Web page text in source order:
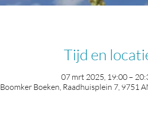
Tijd en
07 mrt 2025, 19:00 –
Boomker Boeken, Raadhuisplein 7, 9751